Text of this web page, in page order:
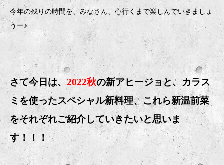
今年の残りの時間を、みなさん、心行くまで楽しんでいきましょ
うー♪
さて今日は、2022秋の新アヒージョと、カラス
ミを使ったスペシャル新料理、これら新温前菜
をそれぞれご紹介していきたいと思いま
す！！！